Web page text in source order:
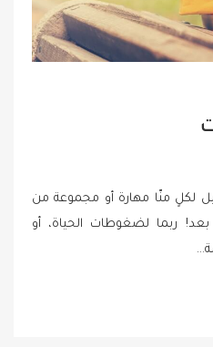
لكلٍ منّا مهارة أو مجموعة من
بعد! ربما لضغوطات الحياة، أو